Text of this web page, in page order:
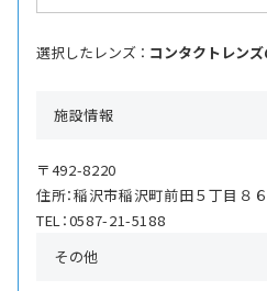
選択したレンズ ： コンタクトレン
施設情報
〒492-8220
住所：稲沢市稲沢町前田５丁目８
TEL：0587-21-5188
その他